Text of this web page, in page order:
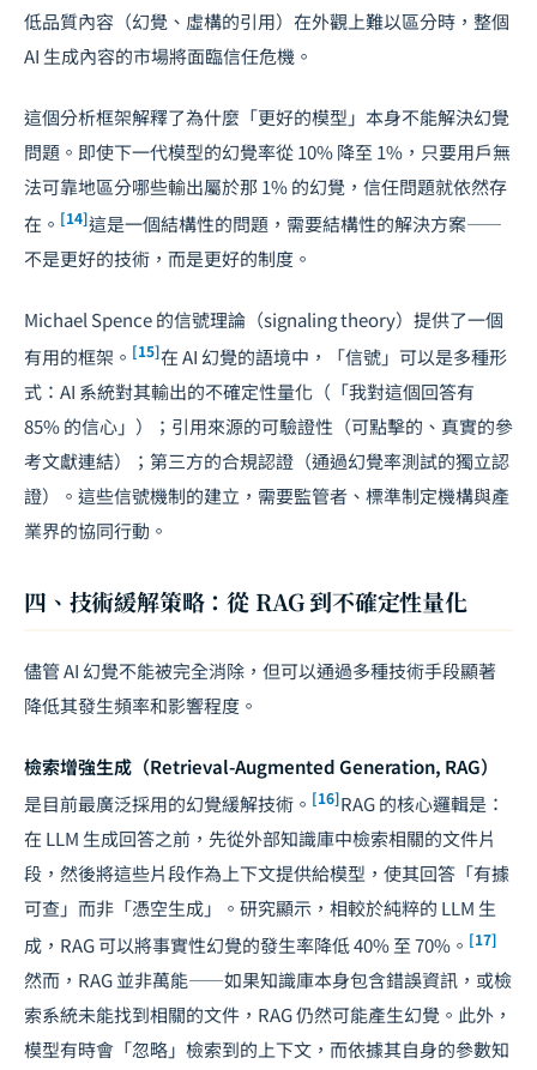
低品質內容（幻覺、虛構的引用）在外觀上難以區分時，整個
AI 生成內容的市場將面臨信任危機。
這個分析框架解釋了為什麼「更好的模型」本身不能解決幻覺
問題。即使下一代模型的幻覺率從 10% 降至 1%，只要用戶無
法可靠地區分哪些輸出屬於那 1% 的幻覺，信任問題就依然存
在。 [14]這是一個結構性的問題，需要結構性的解決方案——
不是更好的技術，而是更好的制度。
Michael Spence 的信號理論（signaling theory）提供了一個
有用的框架。 [15]在 AI 幻覺的語境中，「信號」可以是多種形
式：AI 系統對其輸出的不確定性量化（「我對這個回答有
85% 的信心」）；引用來源的可驗證性（可點擊的、真實的參
考文獻連結）；第三方的合規認證（通過幻覺率測試的獨立認
證）。這些信號機制的建立，需要監管者、標準制定機構與產
業界的協同行動。
四、技術緩解策略：從 RAG 到不確定性量化
儘管 AI 幻覺不能被完全消除，但可以通過多種技術手段顯著
降低其發生頻率和影響程度。
檢索增強生成（Retrieval-Augmented Generation, RAG）
是目前最廣泛採用的幻覺緩解技術。 [16]RAG 的核心邏輯是：
在 LLM 生成回答之前，先從外部知識庫中檢索相關的文件片
段，然後將這些片段作為上下文提供給模型，使其回答「有據
可查」而非「憑空生成」。研究顯示，相較於純粹的 LLM 生
成，RAG 可以將事實性幻覺的發生率降低 40% 至 70%。 [17]
然而，RAG 並非萬能——如果知識庫本身包含錯誤資訊，或檢
索系統未能找到相關的文件，RAG 仍然可能產生幻覺。此外，
模型有時會「忽略」檢索到的上下文，而依據其自身的參數知